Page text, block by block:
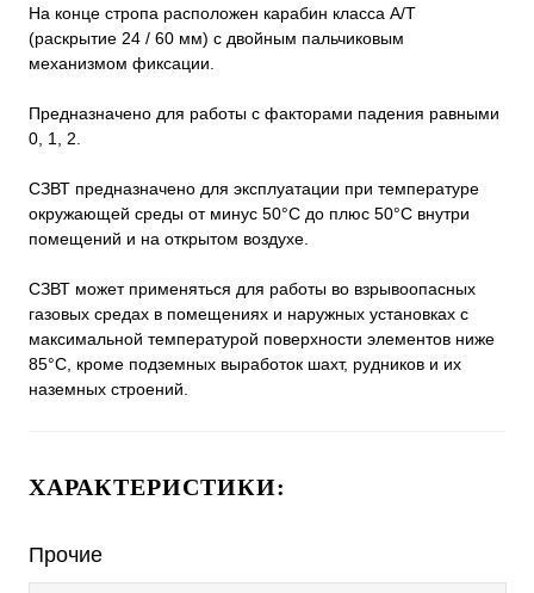
На конце стропа расположен карабин класса A/Т
(раскрытие 24 / 60 мм) с двойным пальчиковым
механизмом фиксации.
Предназначено для работы с факторами падения равными
0, 1, 2.
СЗВТ предназначено для эксплуатации при температуре
окружающей среды от минус 50°С до плюс 50°С внутри
помещений и на открытом воздухе.
СЗВТ может применяться для работы во взрывоопасных
газовых средах в помещениях и наружных установках с
максимальной температурой поверхности элементов ниже
85°С, кроме подземных выработок шахт, рудников и их
наземных строений.
ХАРАКТЕРИСТИКИ:
Прочие